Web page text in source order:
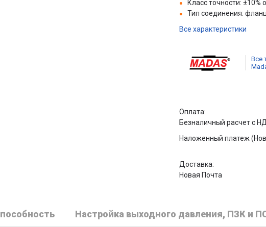
Класс точности: ±10%
Тип соединения:
Все характеристики
Все
Оплата:
Безналичный расчет с
Наложенный платеж
Доставка:
Новая Почта
Настройка выходного давления, ПЗК и